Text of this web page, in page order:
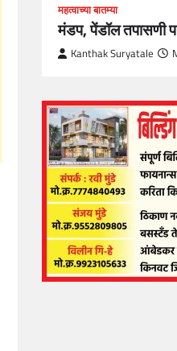
महत्वाच्या बातम्या
मंडप, पेंडॉल तपासणी
Kanthak Suryatale